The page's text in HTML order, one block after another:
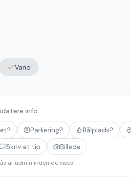
Vand
info
Parkering? Bålplads?
Skriv et tip Billede
af admin inden de vises